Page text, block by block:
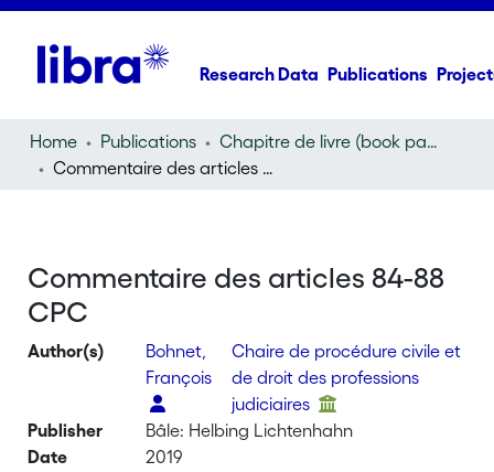
Research Data Publications
Home Publications
Chapitre de livre (book part)
Commentaire des articles 84-88 CPC
Commentaire des articles 84-88
CPC
Author(s)
Bohnet,
François
Chaire de procédure civile et
de droit des professions
judiciaires
Publisher
Bâle: Helbing Lichtenhahn
Date
2019